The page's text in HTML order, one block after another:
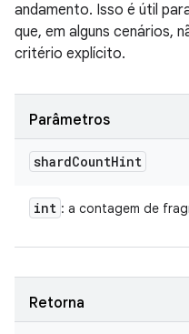
andamento. Isso é útil
que, em alguns cenários,
critério explícito.
Parâmetros
shardCountHint
int : a contagem de
Retorna